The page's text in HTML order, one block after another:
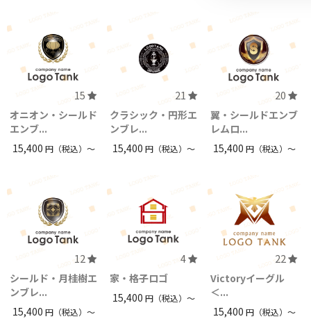
15
オニオン・シールド
エンブ...
15,400 円（税込）〜
21
クラシック・円形エ
ンブレ...
15,400円（税込）〜
20
翼・シールドエンブ
レムロ...
15,400 円（税込）〜
12
シールド・月桂樹エ
ンブレ...
15,400 円（税込）〜
4
家・格子ロゴ
15,400円（税込）〜
22
Victoryイーグル
＜...
15,400 円（税込）〜